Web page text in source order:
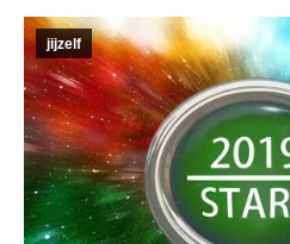
jijzelf